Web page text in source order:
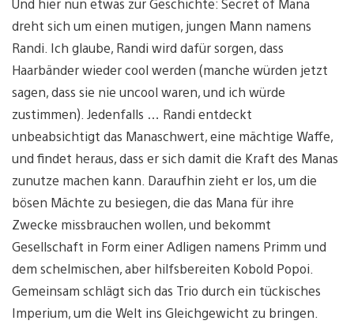
dreht sich um einen mutigen, jungen Mann namens
Randi. Ich glaube, Randi wird dafür sorgen, dass
Haarbänder wieder cool werden (manche würden jetzt
sagen, dass sie nie uncool waren, und ich würde
zustimmen). Jedenfalls … Randi entdeckt
unbeabsichtigt das Manaschwert, eine mächtige Waffe,
und findet heraus, dass er sich damit die Kraft des Manas
zunutze machen kann. Daraufhin zieht er los, um die
bösen Mächte zu besiegen, die das Mana für ihre
Zwecke missbrauchen wollen, und bekommt
Gesellschaft in Form einer Adligen namens Primm und
dem schelmischen, aber hilfsbereiten Kobold Popoi.
Gemeinsam schlägt sich das Trio durch ein tückisches
Imperium, um die Welt ins Gleichgewicht zu bringen.